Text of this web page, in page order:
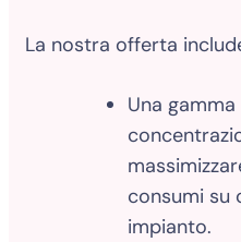
La nostra offerta
Una
consumi su
impianto.